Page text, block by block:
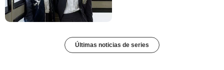
Últimas noticias de series